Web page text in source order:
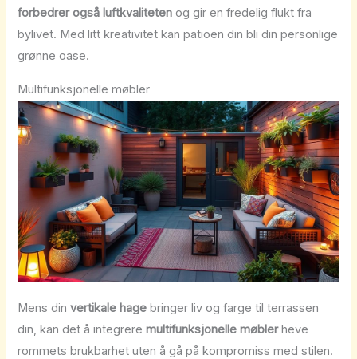
forbedrer også luftkvaliteten og gir en fredelig flukt fra
bylivet. Med litt kreativitet kan patioen din bli din personlige
grønne oase.
Multifunksjonelle møbler
Mens dinvertikale hage bringer liv og farge til terrassen
din, kan det å integreremultifunksjonelle møblerheve
rommets brukbarhet uten å gå på kompromiss med stilen.